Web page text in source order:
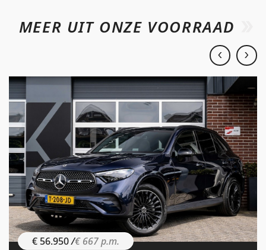
MEER UIT ONZE VOORRAAD
€ 56.950/€ 667 p.m.